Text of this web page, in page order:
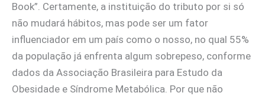
Book”. Certamente, a instituição do tributo por si só
não mudará hábitos, mas pode ser um fator
influenciador em um país como o nosso, no qual 55%
da população já enfrenta algum sobrepeso, conforme
dados da Associação Brasileira para Estudo da
Obesidade e Síndrome Metabólica. Por que não